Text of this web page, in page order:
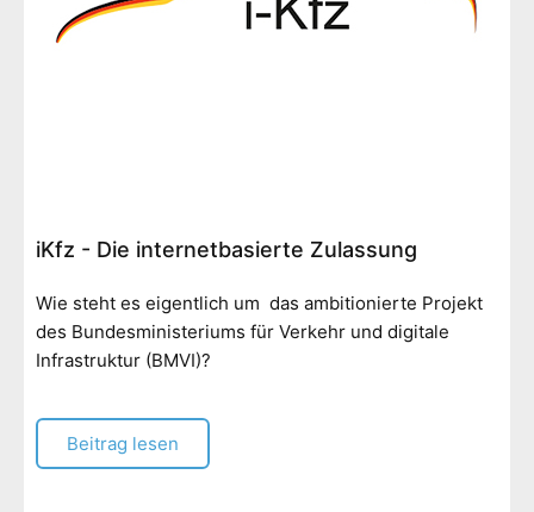
iKfz - Die internetbasierte Zulassung
Wie steht es eigentlich um das ambitionierte Projekt
des Bundesministeriums für Verkehr und digitale
Infrastruktur (BMVI)?
Beitrag lesen